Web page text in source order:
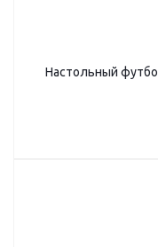
Настольный